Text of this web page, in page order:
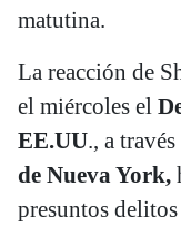
matutina.
La reacción de
el miércoles el
EE.UU., a
de Nueva York,
presuntos